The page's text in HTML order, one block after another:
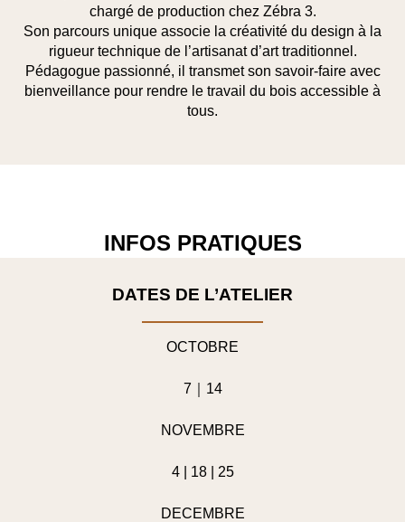
chargé de production chez Zébra 3.
Son parcours unique associe la créativité du design à la
rigueur technique de l’artisanat d’art traditionnel.
Pédagogue passionné, il transmet son savoir-faire avec
bienveillance pour rendre le travail du bois accessible à
tous.
INFOS PRATIQUES
DATES DE L’ATELIER
OCTOBRE
7｜14
NOVEMBRE
4 | 18 | 25
DECEMBRE